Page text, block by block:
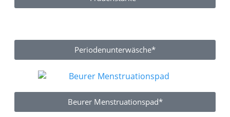
Periodenunterwäsche*
Beurer Menstruationspad*